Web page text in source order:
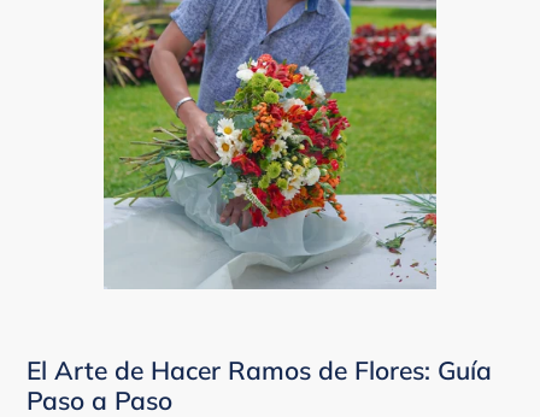
El Arte de Hacer Ramos de Flores: Guía
Paso a Paso